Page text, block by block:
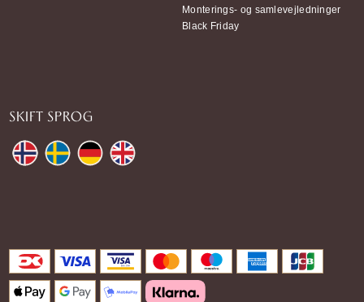
Monterings- og samlevejledninger
Black Friday
SKIFT SPROG